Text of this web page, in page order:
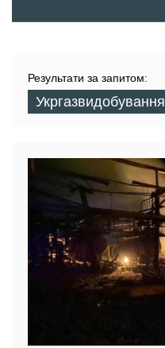
Результати за запитом:
Укргазвидобування